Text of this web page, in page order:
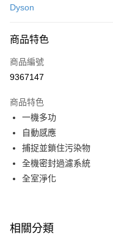
3 期 0 利率 每期
合作金庫商業銀行
上海商業儲蓄銀行
臺灣中小企業銀行
匯豐（台灣）商業銀行
聯邦商業銀行
元大商業銀行
玉山商業銀行
台灣樂天信用卡公司
合作金庫商業銀行
上海商業儲蓄銀行
國泰世華商業銀行
匯豐（台灣）商業銀行
聯邦商業銀行
元大商業銀行
玉山商業銀行
即享券
LINE Pay
Apple Pay
街口支付
Google Pay
運送方式
Dyson
商品特色
商品編號
9367147
商品特色
一機多功
自動感應
捕捉並鎖住污染物
全機密封過濾系統
全室淨化
相關分類